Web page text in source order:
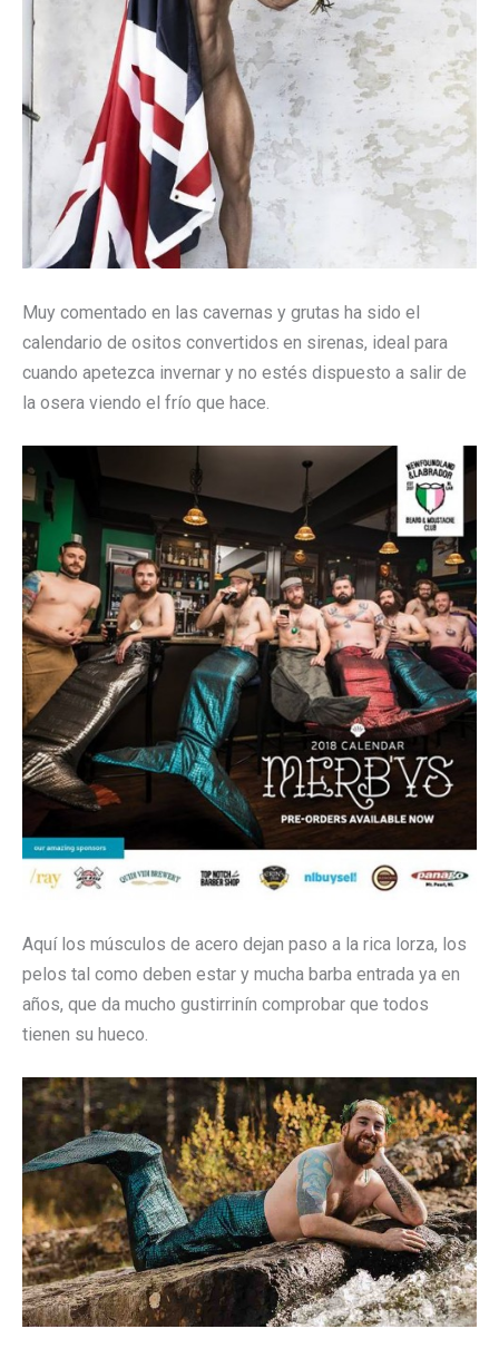
Muy comentado en las cavernas y grutas ha sido el
calendario de ositos convertidos en sirenas, ideal para
cuando apetezca invernar y no estés dispuesto a salir de
la osera viendo el frío que hace.
Aquí los músculos de acero dejan paso a la rica lorza, los
pelos tal como deben estar y mucha barba entrada ya en
años, que da mucho gustirrinín comprobar que todos
tienen su hueco.